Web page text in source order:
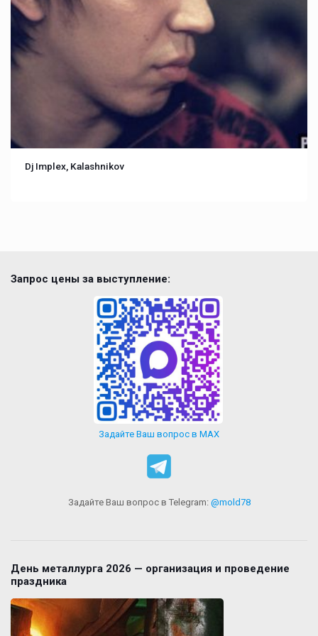
Dj Implex, Kalashnikov
Запрос цены за выступление:
Задайте Ваш вопрос в MAX
Задайте Ваш вопрос в Telegram: @mold78
День металлурга 2026 — организация и проведение
праздника